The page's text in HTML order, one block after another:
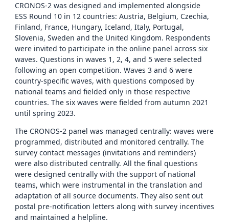
CRONOS-2 was designed and implemented alongside
ESS Round 10 in 12 countries: Austria, Belgium, Czechia,
Finland, France, Hungary, Iceland, Italy, Portugal,
Slovenia, Sweden and the United Kingdom. Respondents
were invited to participate in the online panel across six
waves. Questions in waves 1, 2, 4, and 5 were selected
following an open competition. Waves 3 and 6 were
country-specific waves, with questions composed by
national teams and fielded only in those respective
countries. The six waves were fielded from autumn 2021
until spring 2023.
The CRONOS-2 panel was managed centrally: waves were
programmed, distributed and monitored centrally. The
survey contact messages (invitations and reminders)
were also distributed centrally. All the final questions
were designed centrally with the support of national
teams, which were instrumental in the translation and
adaptation of all source documents. They also sent out
postal pre-notification letters along with survey incentives
and maintained a helpline.